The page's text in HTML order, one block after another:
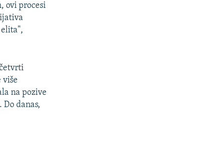
ovi procesi
više
na pozive
danas,